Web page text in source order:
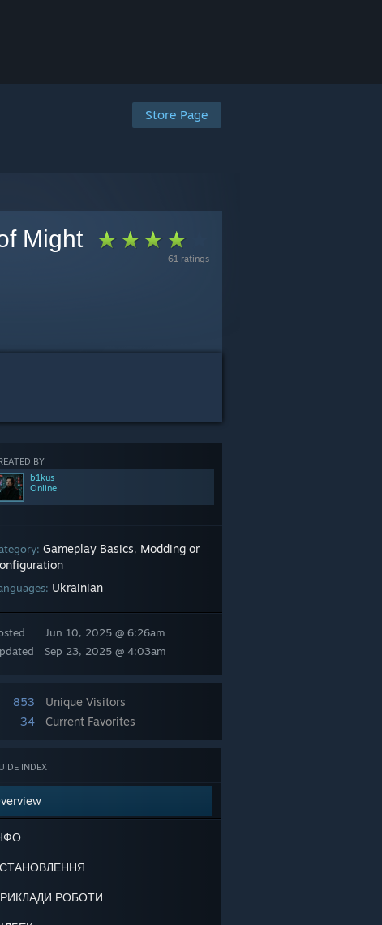
Store Page
61 ratings
Might
BY
b1kus
Online
Gameplay Basics, Modding or
Ukrainian
Jun 10, 2025 @ 6:26am
Sep 23, 2025 @ 4:03am
853
Unique Visitors
34
Current Favorites
INDEX
РОБОТИ